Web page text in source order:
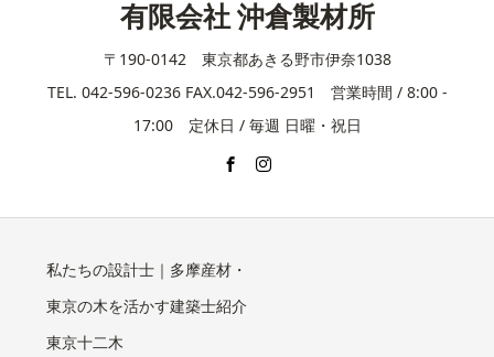
有限会社 沖倉製材所
〒190-0142 東京都あきる野市伊奈1038
TEL. 042-596-0236 FAX.042-596-2951 営業時間 / 8:00 -
17:00 定休日 / 毎週 日曜・祝日
私たちの設計士｜多摩産材・
東京の木を活かす建築士紹介
東京十二木